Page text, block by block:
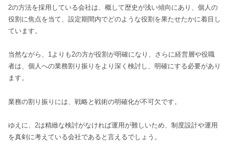
2の方法を採用している会社は、概して歴史が浅い傾向にあり、個人の
役割に焦点を当て、設定期間内でどのような役割を果たせたかに着目し
ています。
当然ながら、1よりも2の方が役割が明確になり、さらに経営層や役職
者は、個人への業務割り振りをより深く検討し、明確にする必要があり
ます。
業務の割り振りには、戦略と戦術の明確化が不可欠です。
ゆえに、2は精緻な検討がなければ運用が難しいため、制度設計や運用
を真剣に考えている会社であると言えるでしょう。